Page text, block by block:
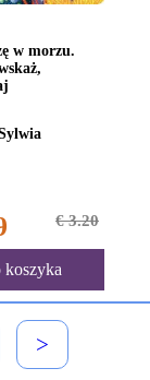
w morzu.
€ 3.20
koszyka
>